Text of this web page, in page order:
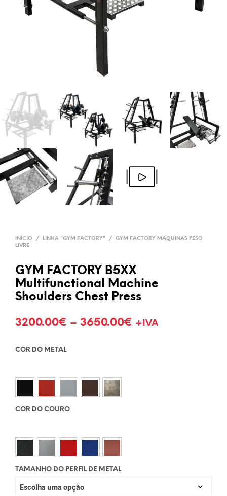
INÍCIO / LINHA "GYM FACTORY" /
GYM FACTORY MAQUINAS PESO
LIVRE
GYM FACTORY B5XX
Multifunctional Machine
Shoulders Chest Press
3200.00€ – 3650.00€ +IVA
COR DO METAL
COR DO COURO
TAMANHO DO PERFIL DE METAL